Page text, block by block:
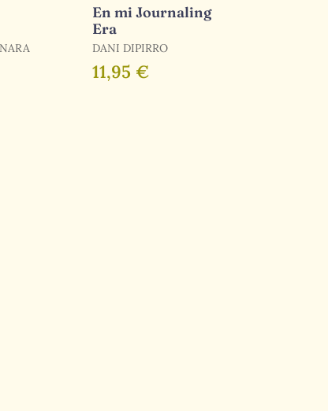
En mi Journaling
Era
DANI DIPIRRO
11,95 €